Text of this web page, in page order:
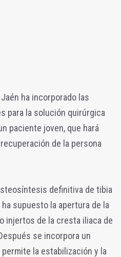
ha incorporado las
para la solución quirúrgica
paciente joven, que hará
de la persona
definitiva de tibia
supuesto la apertura de la
injertos de la cresta iliaca de
se incorpora un
la estabilización y la